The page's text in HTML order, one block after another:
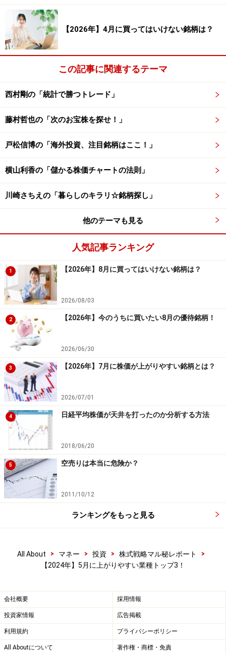
平均損益（円）：5,245円 平均損益（率）：
2.62％
平均利益（円）：15,909円 平均利益（率）：
平均損失（円）：－14,617円 平均損失（率）：
合計損益（円）：451,100円 合計損益（率）：
225.56％
合計利益（円）：874,994円 合計利益（率）：
（率）：－211.95％
PF（プロフィット・ファクター）：2.064
平均保持日数：25.05日
■3位：その他製造（4銘柄）
システムトレードの達人
勝率：63.24％
勝ち数：43回
負け数：25回
引き分け数：1回
平均損益（円）：4,497円 平均損益（率）：
2.25％
平均利益（円）：14,376円 平均利益（率）：
平均損失（円）：－12,316円 平均損失（率）：
155.15％
合計利益（円）：618,185円 合計利益（率）：
309.10％
合計損失（円）：－307,892円 合計損失
【2026年】4月に買ってはいけない銘柄は？
この記事に関連するテーマ
西村剛の「統計で勝つトレード」
藤村哲也の「次のお宝株を探せ！」
戸松信博の「海外投資、注目銘柄はここ！」
横山利香の「儲かる株価チャートの法則」
川崎さちえの「暮らしのキラリ☆銘柄探し」
他のテーマも見る
人気記事ランキング
1 【2026年】8月に買ってはいけない銘柄は？
2026/08/03
2 【2026年】今のうちに買いたい8月の優待銘柄！
2026/06/30
3 【2026年】7月に株価が上がりやすい銘柄とは？
2026/07/01
4 日経平均株価が天井を打ったのか分析する方法
2018/06/20
5 空売りは本当に危険か？
2011/10/12
ランキングをもっと見る
All About > マネー > 投資 > 株式戦略マル秘レポート
>
【2024年】5月に上がりやすい業種トップ3！
会社概要 採用情報
投資家情報 広告掲載
利用規約 プライバシーポリシー
All Aboutについて 著作権・商標・免責